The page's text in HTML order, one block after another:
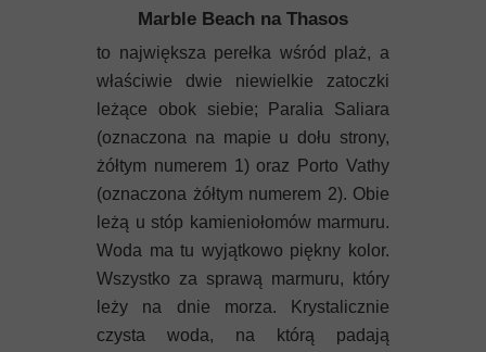
Marble Beach na Thasos
to największa perełka wśród plaż, a
właściwie dwie niewielkie zatoczki
leżące obok siebie; Paralia Saliara
(oznaczona na mapie u dołu strony,
żółtym numerem 1) oraz Porto Vathy
(oznaczona żółtym numerem 2). Obie
leżą u stóp kamieniołomów marmuru.
Woda ma tu wyjątkowo piękny kolor.
Wszystko za sprawą marmuru, który
leży na dnie morza. Krystalicznie
czysta woda, na którą padają